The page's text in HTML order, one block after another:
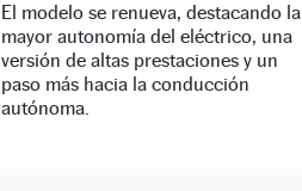
El modelo se renueva, destacando la
mayor autonomía del eléctrico, una
versión de altas prestaciones y un
paso más hacia la conducción
autónoma.